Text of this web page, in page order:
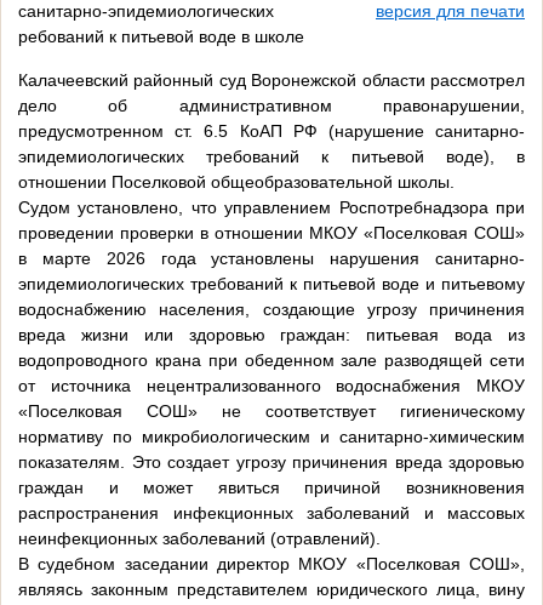
санитарно-эпидемиологических
ребований к питьевой воде в школе
версия для печати
Калачеевский районный суд Воронежской области рассмотрел
дело об административном правонарушении,
предусмотренном ст. 6.5 КоАП РФ (нарушение санитарно-
эпидемиологических требований к питьевой воде), в
отношении Поселковой общеобразовательной школы.
Судом установлено, что управлением Роспотребнадзора при
проведении проверки в отношении МКОУ «Поселковая СОШ»
в марте 2026 года установлены нарушения санитарно-
эпидемиологических требований к питьевой воде и питьевому
водоснабжению населения, создающие угрозу причинения
вреда жизни или здоровью граждан: питьевая вода из
водопроводного крана при обеденном зале разводящей сети
от источника нецентрализованного водоснабжения МКОУ
«Поселковая СОШ» не соответствует гигиеническому
нормативу по микробиологическим и санитарно-химическим
показателям. Это создает угрозу причинения вреда здоровью
граждан и может явиться причиной возникновения
распространения инфекционных заболеваний и массовых
неинфекционных заболеваний (отравлений).
В судебном заседании директор МКОУ «Поселковая СОШ»,
являясь законным представителем юридического лица, вину